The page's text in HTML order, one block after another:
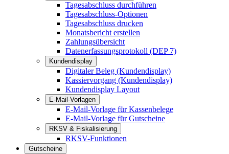
Tagesabschluss durchführen
Tagesabschluss-Optionen
Tagesabschluss drucken
Monatsbericht erstellen
Zahlungsübersicht
Datenerfassungsprotokoll (DEP 7)
Kundendisplay
Digitaler Beleg (Kundendisplay)
Kassiervorgang (Kundendisplay)
Kundendisplay Layout
E-Mail-Vorlagen
E-Mail-Vorlage für Kassenbelege
E-Mail-Vorlage für Gutscheine
RKSV & Fiskalisierung
RKSV-Funktionen
Gutscheine